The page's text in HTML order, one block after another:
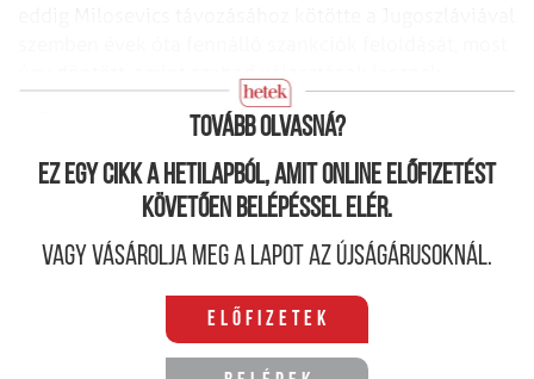
Jugoszláviában, eltörlik a szankciókat.
Tovább olvasná?
Ez egy cikk a hetilapból, amit online előfizetést
követően belépéssel elér.
Vagy vásárolja meg a lapot az újságárusoknál.
Előfizetek